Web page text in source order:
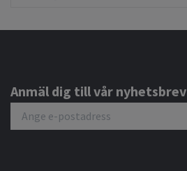
Anmäl dig till vår nyhetsbrev